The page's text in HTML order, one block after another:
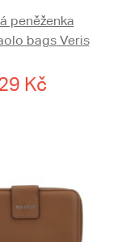
peněženka
bags Veris
Kč